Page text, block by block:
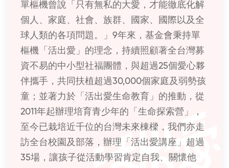
單樞機曾說「只有無私的大愛，才能徹底化解
個人、家庭、社會、族群、國家、國際以及全
球人類的各項問題。」9年來，基金會秉持單
樞機「活出愛」的理念，持續照顧著全台灣募
資不易的中小型社福團體，與超過25個愛心夥
伴攜手，共同扶植超過30,000個家庭及弱勢孩
童；並著力於「活出愛生命教育」的推動，從
2011年起辦理培育青少年的「生命探索營」，
至今已栽培近千位的台灣未來棟樑，我們亦走
訪全台校園及部落，辦理「活出愛講座」超過
35場，讓孩子從活動學習肯定自我、關懷他